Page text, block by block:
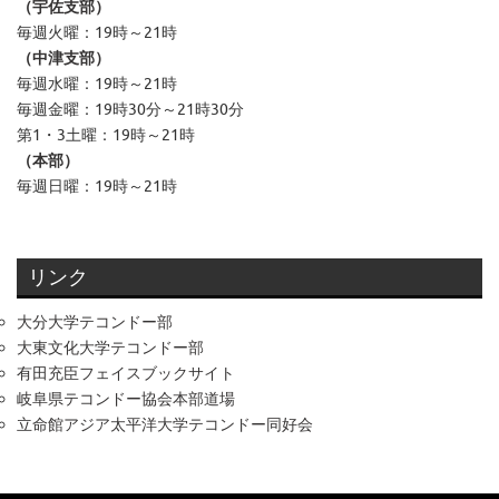
（宇佐支部）
毎週火曜：19時～21時
（中津支部）
毎週水曜：19時～21時
毎週金曜：19時30分～21時30分
第1・3土曜：19時～21時
（本部）
毎週日曜：19時～21時
リンク
大分大学テコンドー部
大東文化大学テコンドー部
有田充臣フェイスブックサイト
岐阜県テコンドー協会本部道場
立命館アジア太平洋大学テコンドー同好会